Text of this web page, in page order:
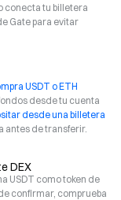
conecta tu billetera
Gate para evitar
USDT o ETH
desde tu cuenta
desde una billetera
antes de transferir.
DEX
USDT como token de
confirmar, comprueba